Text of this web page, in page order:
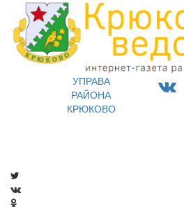
УПРАВА
РАЙОНА
КРЮКОВО